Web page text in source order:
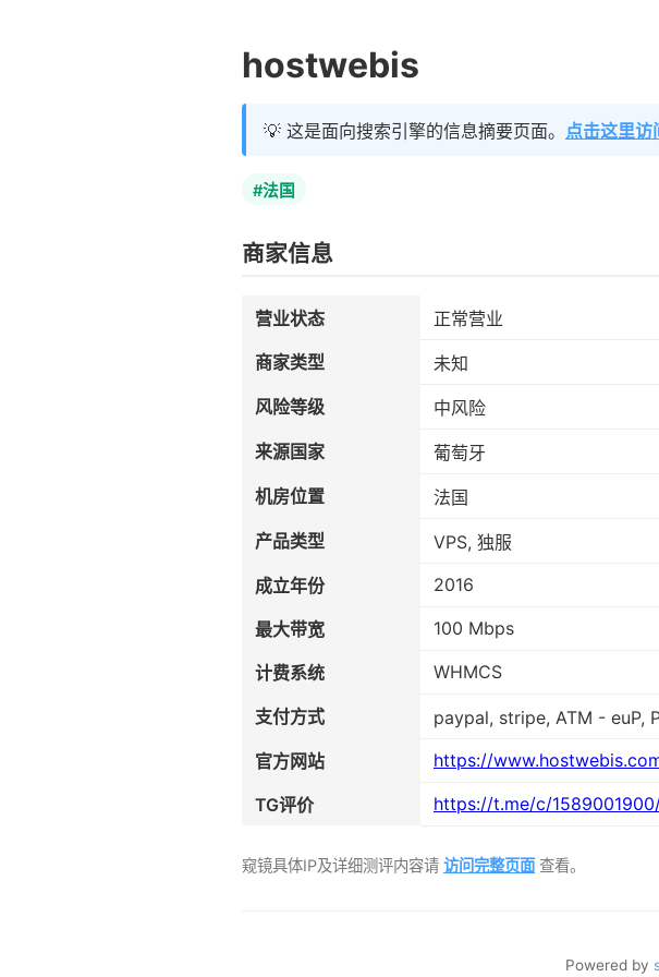
hostwebis
💡 这是面向搜索引擎的信息摘要页面。 点击这里访
#法国
商家信息
营业状态
正常营业
商家类型
未知
风险等级
中风险
来源国家
葡萄牙
机房位置
法国
产品类型
VPS, 独服
成立年份
2016
最大带宽 100 Mbps
计费系统 WHMCS
支付方式
paypal, stripe, ATM - euP,
官方网站
https://
TG评价 https://t.me/c/
窥镜具体IP及详细测评内容请 访问完整页面查看。
Powered by